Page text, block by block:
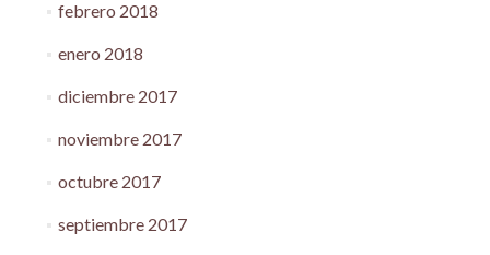
febrero 2018
enero 2018
diciembre 2017
noviembre 2017
octubre 2017
septiembre 2017